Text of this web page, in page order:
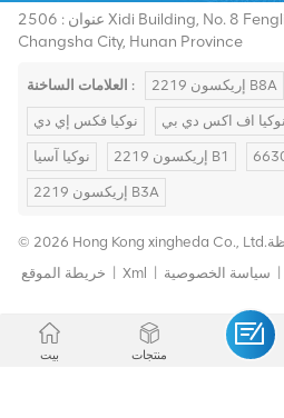
عنوان : 2506 Xidi Building, No. 8 Fenglin Third Road,Yuelu District,
Changsha City, Hunan Province
العلامات الساخنة : إريكسون 2219 B8A
نوكيا فكس إي دي نوكيا اف اكس دي بي
نوكيا آسيا إريكسون 2219 B1
إريكسون 2219 B3A
خريطة الموقع
Xml سياسة الخصوصية
بيت منتجات